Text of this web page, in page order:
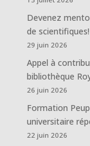
Devenez
de scientifiques!
29 juin 2026
Appel à
bibliothèque
26 juin 2026
Formation
universitaire
22 juin 2026